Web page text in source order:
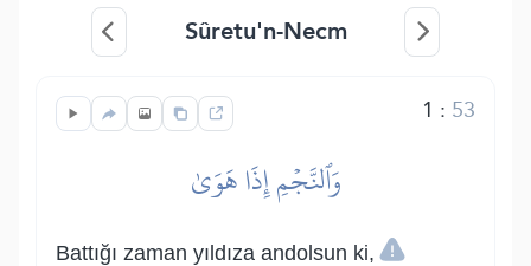
Sûretu'n-Necm
1 : 53
وَٱلنَّجۡمِ إِذَا هَوَىٰ
Battığı zaman yıldıza andolsun ki,